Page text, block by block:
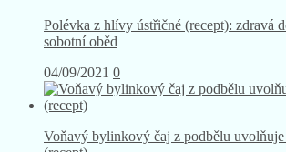
Polévka z hlívy ústřičné (recept): zdravá
sobotní oběd
04/09/2021 0
Voňavý bylinkový čaj z podbělu